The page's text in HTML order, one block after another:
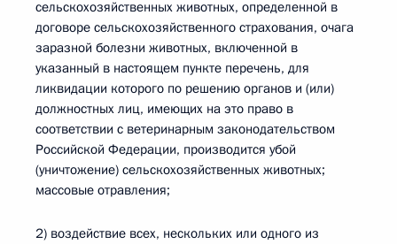
сельскохозяйственных животных, определенной в
договоре сельскохозяйственного страхования, очага
заразной болезни животных, включенной в
указанный в настоящем пункте перечень, для
ликвидации которого по решению органов и (или)
должностных лиц, имеющих на это право в
соответствии с ветеринарным законодательством
Российской Федерации, производится убой
(уничтожение) сельскохозяйственных животных;
массовые отравления;
2) воздействие всех, нескольких или одного из